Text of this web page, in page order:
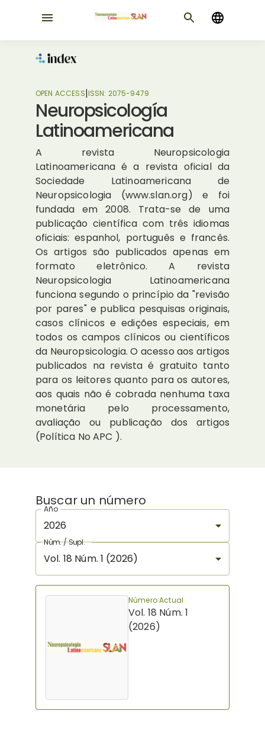
OPEN ACCESS|ISSN: 2075-9479
Neuropsicología
Latinoamericana
A revista Neuropsicologia
Latinoamericana é a revista oficial da
Sociedade Latinoamericana de
Neuropsicologia (www.slan.org) e foi
fundada em 2008. Trata-se de uma
publicação científica com três idiomas
oficiais: espanhol, português e francês.
Os artigos são publicados apenas em
formato eletrônico. A revista
Neuropsicologia Latinoamericana
funciona segundo o princípio da "revisão
por pares" e publica pesquisas originais,
casos clínicos e edições especiais, em
todos os campos clínicos ou científicos
da Neuropsicologia. O acesso aos artigos
publicados na revista é gratuito tanto
para os leitores quanto para os autores,
aos quais não é cobrada nenhuma taxa
monetária pelo processamento,
avaliação ou publicação dos artigos
(Política No APC ).
Buscar un número
Año
2026
Núm. / Supl.
Vol. 18 Núm. 1 (2026)
Número Actual
Vol. 18 Núm. 1
(2026)